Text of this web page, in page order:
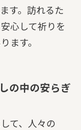
す。訪れるた
心して祈りを
ます。
の中の安らぎ
て、人々の